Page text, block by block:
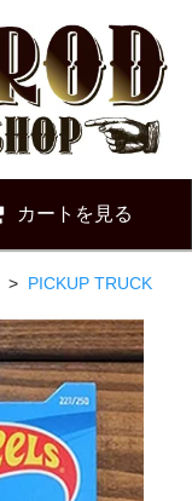
カートを見る
> PICKUP TRUCK